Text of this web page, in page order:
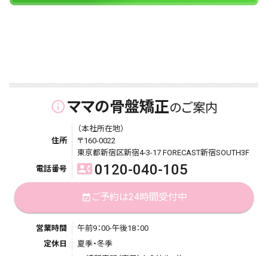
info_outlineママの骨盤矯正のご案内
住所
（本社所在地）
〒160-0022
東京都新宿区新宿4-3-17 FORECAST新宿SOUTH3F
電話番号
contact_phone 0120-040-105
event_available ご予約は24時間受付中
営業時間
午前9：00-午後18：00
定休日
夏季・冬季